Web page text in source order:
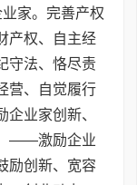
。完善产权
产权、自主经
守法、恪尽责
营、自觉履行
业家创新、
——激励企业
励创新、宽容